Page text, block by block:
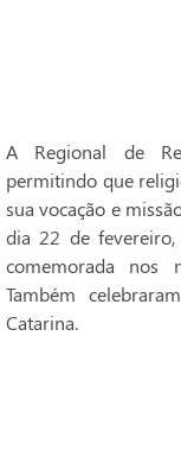
A Regional de
permitindo que
sua vocação e
dia 22 de
comemorada nos
Também
Catarina.